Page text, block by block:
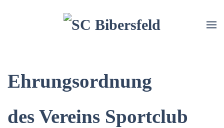
Ehrungsordnung
des Vereins Sportclub